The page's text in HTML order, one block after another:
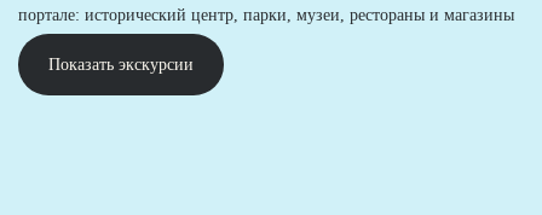
портале: исторический центр, парки, музеи, рестораны и магазины
Показать экскурсии